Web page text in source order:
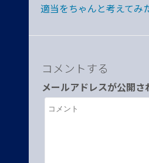
適当をちゃんと考えてみ
コメントする
メールアドレスが公開さ